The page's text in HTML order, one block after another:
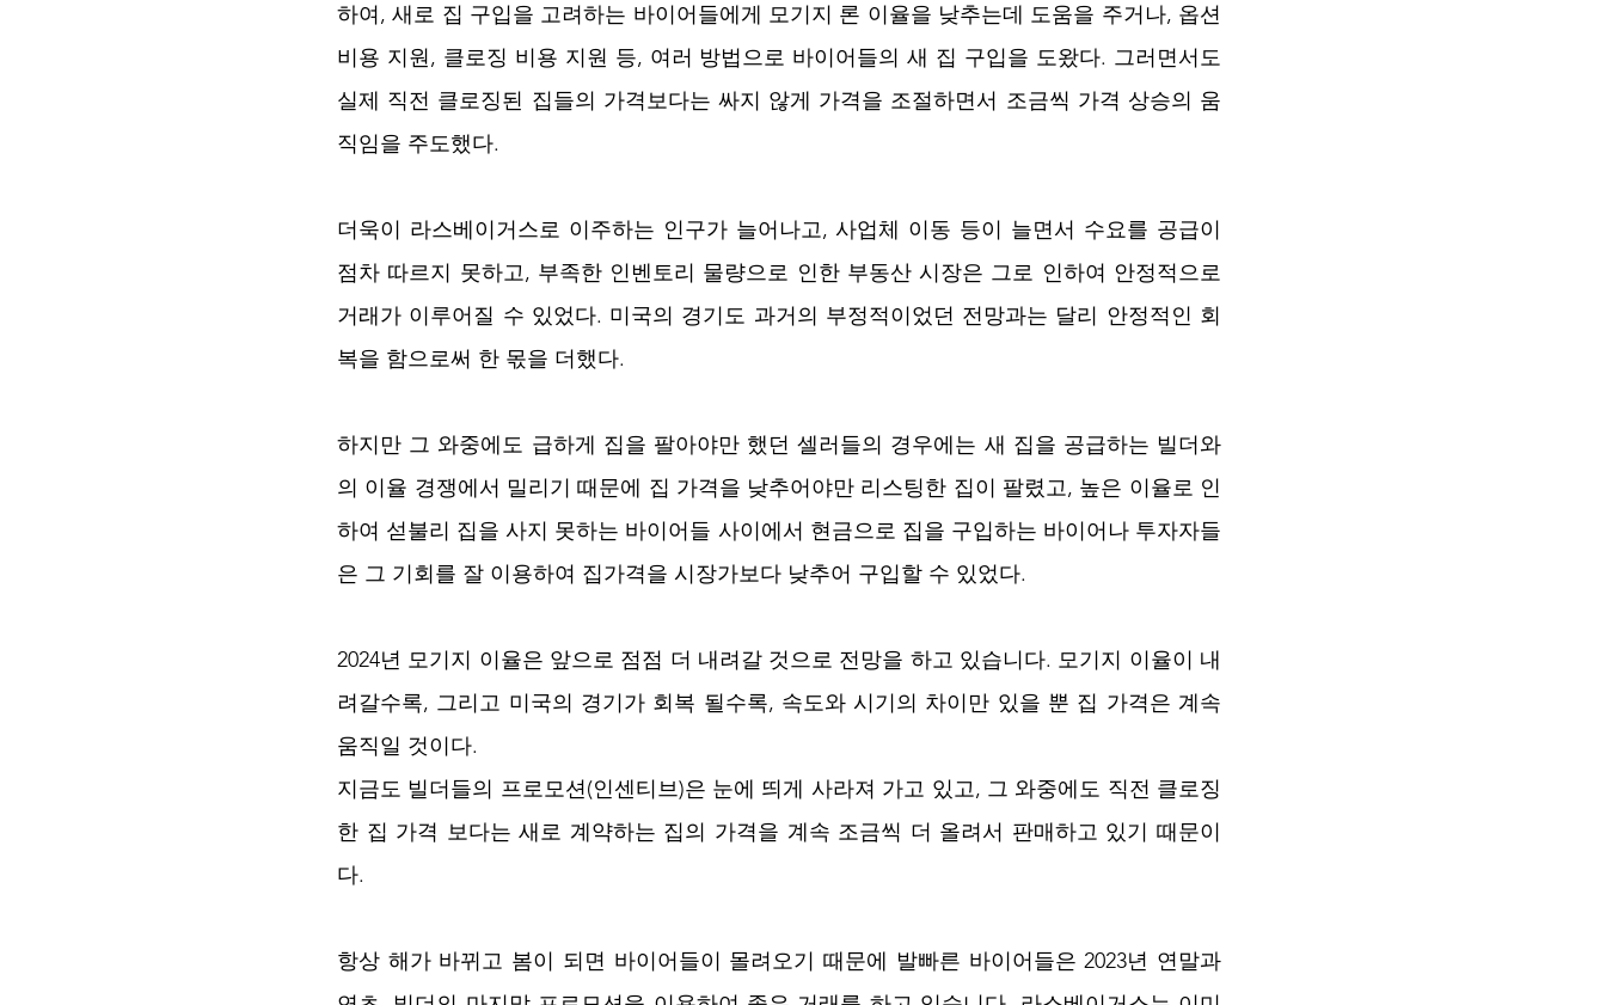
하여, 새로 집 구입을 고려하는 바이어들에게 모기지 론 이율을 낮추는데 도움을 주거나, 옵션
비용 지원, 클로징 비용 지원 등, 여러 방법으로 바이어들의 새 집 구입을 도왔다. 그러면서도
실제 직전 클로징된 집들의 가격보다는 싸지 않게 가격을 조절하면서 조금씩 가격 상승의 움
직임을 주도했다.
더욱이 라스베이거스로 이주하는 인구가 늘어나고, 사업체 이동 등이 늘면서 수요를 공급이
점차 따르지 못하고, 부족한 인벤토리 물량으로 인한 부동산 시장은 그로 인하여 안정적으로
거래가 이루어질 수 있었다. 미국의 경기도 과거의 부정적이었던 전망과는 달리 안정적인 회
복을 함으로써 한 몫을 더했다.
하지만 그 와중에도 급하게 집을 팔아야만 했던 셀러들의 경우에는 새 집을 공급하는 빌더와
의 이율 경쟁에서 밀리기 때문에 집 가격을 낮추어야만 리스팅한 집이 팔렸고, 높은 이율로 인
하여 섣불리 집을 사지 못하는 바이어들 사이에서 현금으로 집을 구입하는 바이어나 투자자들
은 그 기회를 잘 이용하여 집가격을 시장가보다 낮추어 구입할 수 있었다.
2024년 모기지 이율은 앞으로 점점 더 내려갈 것으로 전망을 하고 있습니다. 모기지 이율이 내
려갈수록, 그리고 미국의 경기가 회복 될수록, 속도와 시기의 차이만 있을 뿐 집 가격은 계속
움직일 것이다.
지금도 빌더들의 프로모션(인센티브)은 눈에 띄게 사라져 가고 있고, 그 와중에도 직전 클로징
한 집 가격 보다는 새로 계약하는 집의 가격을 계속 조금씩 더 올려서 판매하고 있기 때문이
다.
항상 해가 바뀌고 봄이 되면 바이어들이 몰려오기 때문에 발빠른 바이어들은 2023년 연말과